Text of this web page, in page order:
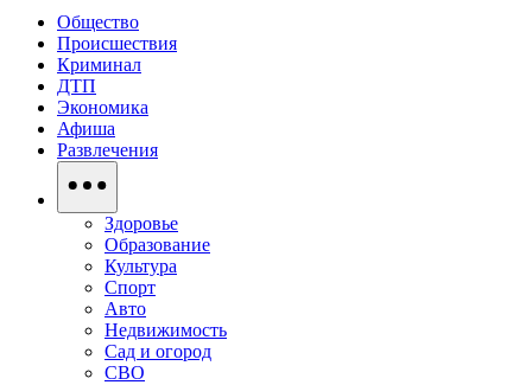
Общество
Происшествия
Криминал
ДТП
Экономика
Афиша
Развлечения
Здоровье
Образование
Культура
Спорт
Авто
Недвижимость
Сад и огород
СВО